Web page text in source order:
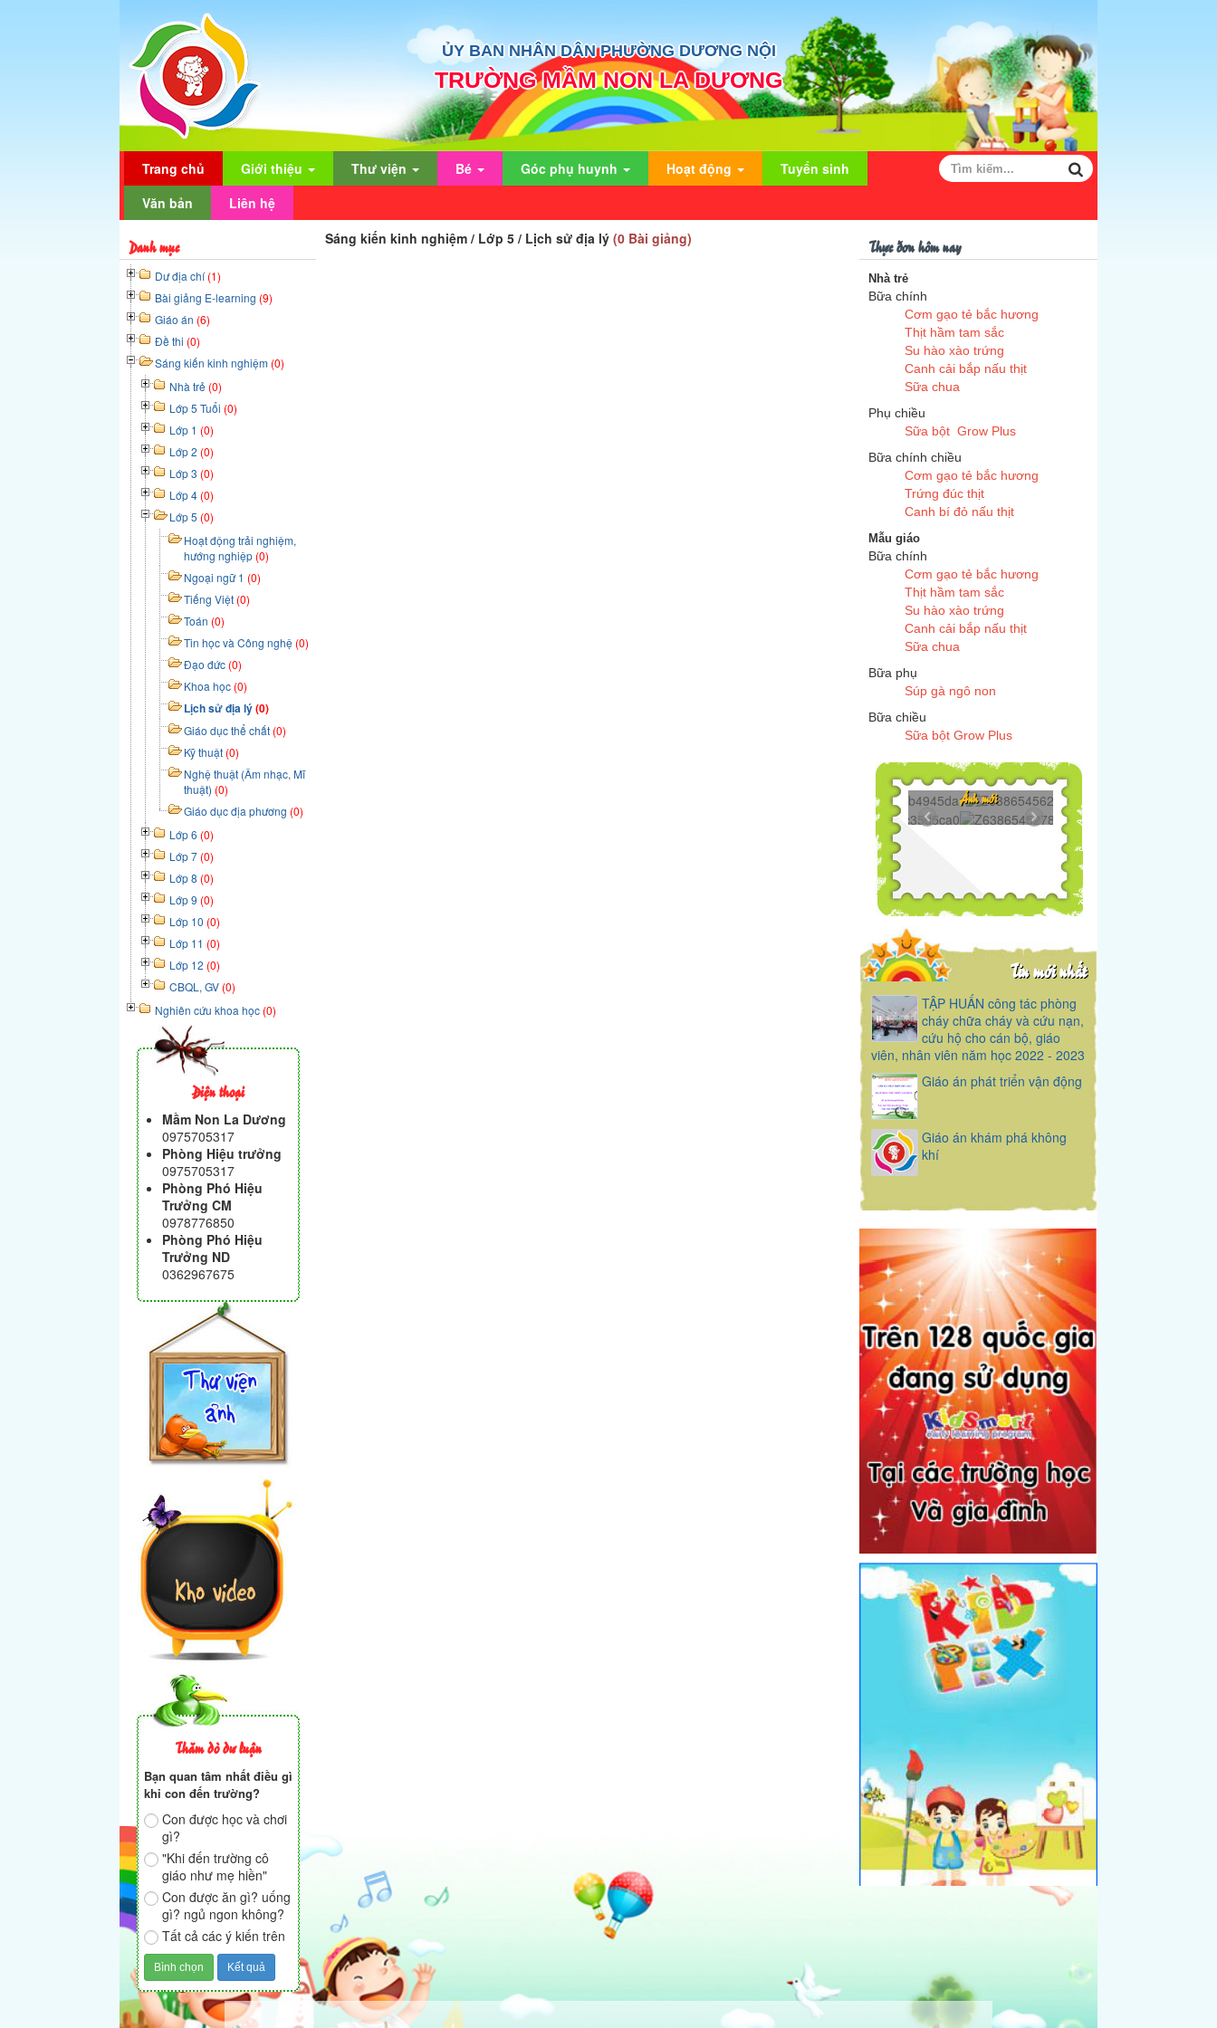
ỦY BAN NHÂN DÂN PHƯỜNG DƯƠNG NỘI
TRƯỜNG MẦM NON LA DƯƠNG
Trang chủ Giới thiệu Thư viện Bé Góc phụ huynh Hoạt động
Tuyển sinh
Văn bản
Liên hệ
Sáng kiến kinh nghiệm / Lớp 5 / Lịch sử địa lý(0 Bài giảng) Thực đơn hôm nay
Nhà trẻ
Bữa chính
Cơm gạo tẻ bắc hương
Thịt hầm tam sắc
Su hào xào trứng
Canh cải bắp nấu thịt
Sữa chua
Phụ chiều
Sữa bột Grow Plus
Bữa chính chiều
Cơm gạo tẻ bắc hương
Trứng đúc thịt
Canh bí đỏ nấu thịt
Mẫu giáo
Bữa chính
Cơm gạo tẻ bắc hương
Thịt hầm tam sắc
Su hào xào trứng
Canh cải bắp nấu thịt
Sữa chua
Bữa phụ
Súp gà ngô non
Bữa chiều
Sữa bột Grow Plus
Z6386545278606...
Ảnh mới
Tin mới nhất
TẬP HUẤN công tác phòng
cháy chữa cháy và cứu nạn,
cứu hộ cho cán bộ, giáo
viên, nhân viên năm học 2022 - 2023
Giáo án phát triển vận động
Giáo án khám phá không
khí
Danh mục
Dư địa chí(1)
Bài giảng E-learning (9)
Giáo án (6)
Đề thi (0)
Sáng kiến kinh nghiệm (0)
Nhà trẻ (0)
Lớp 5 Tuổi (0)
Lớp 1 (0)
Lớp 2 (0)
Lớp 3 (0)
Lớp 4 (0)
Lớp 5 (0)
Hoạt động trải nghiệm,
hướng nghiệp (0)
Ngoại ngữ 1 (0)
Tiếng Việt (0)
Toán (0)
Tin học và Công nghệ (0)
Đạo đức (0)
Khoa học (0)
Lịch sử địa lý(0)
Giáo dục thể chất (0)
Kỹ thuật (0)
Nghệ thuật (Âm nhạc, Mĩ
thuật) (0)
Giáo dục địa phương (0)
Lớp 6 (0)
Lớp 7 (0)
Lớp 8 (0)
Lớp 9 (0)
Lớp 10 (0)
Lớp 11 (0)
Lớp 12 (0)
CBQL, GV (0)
Nghiên cứu khoa học (0)
Điện thoại
Mầm Non La Dương
0975705317
Phòng Hiệu trưởng
0975705317
Phòng Phó Hiệu
Trưởng CM
0978776850
Phòng Phó Hiệu
Trưởng ND
0362967675
Thăm dò dư luận
Bạn quan tâm nhất điều gì
khi con đến trường?
Con được học và chơi
gì?
"Khi đến trường cô
giáo như mẹ hiền"
Con được ăn gì? uống
gì? ngủ ngon không?
Tất cả các ý kiến trên